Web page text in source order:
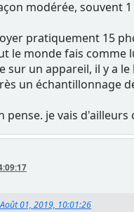
modérée, souvent
pratiquement 15
le monde fais
sur un appareil, il y a
un échantillonnage
pense. je vais
01, 2019, 10:01:26